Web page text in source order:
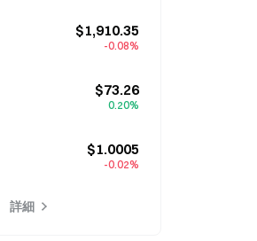
$1,910.35
-0.08%
$73.26
0.20%
$1.0005
-0.02%
詳細